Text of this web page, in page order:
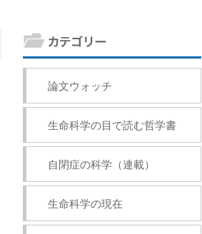
論文ウォッチ
生命科学の目で読む哲学書
自閉症の科学（連載）
生命科学の現在